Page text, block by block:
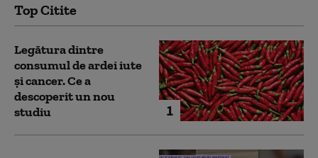
Top Citite
1
Legătura dintre
consumul de ardei iute
și cancer. Ce a
descoperit un nou
studiu